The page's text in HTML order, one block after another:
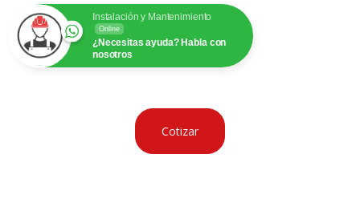
Instalación y Mantenimiento
Online
¿Necesitas ayuda? Habla con
nosotros
Cotizar